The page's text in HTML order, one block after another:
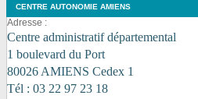
REVENU DE SOLIDARITÉ ACTIVE (RSA)
CENTRE AUTONOMIE AMIENS
Adresse :
Centre administratif départemental
1 boulevard du Port
80026 AMIENS Cedex 1
Tél : 03 22 97 23 18